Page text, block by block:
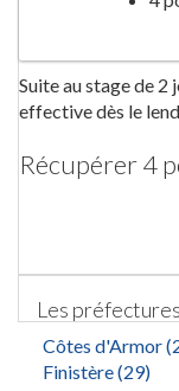
Suite au stage de 2
effective dès le
Récupérer 4
Les
Côtes d'Armor
Finistère (29)